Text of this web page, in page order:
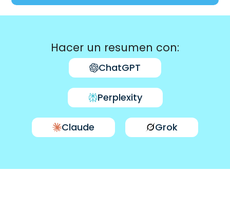
Hacer un resumen con:
ChatGPT
Perplexity
Claude Grok